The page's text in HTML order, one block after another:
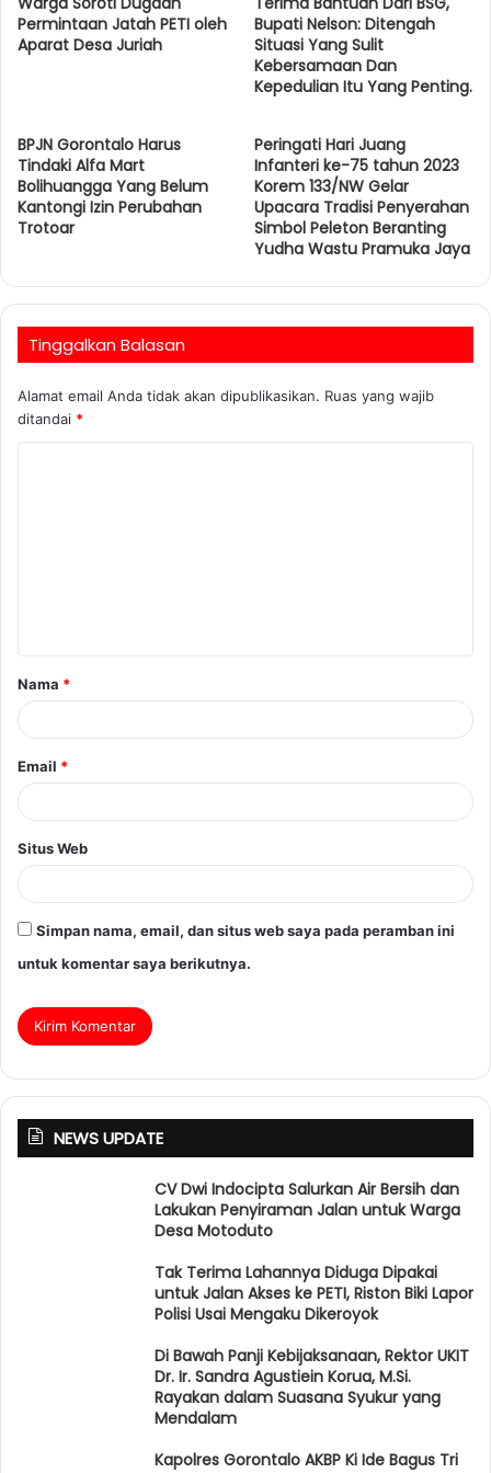
Permintaan Jatah PETI oleh
Aparat Desa Juriah
Bupati Nelson: Ditengah
Situasi Yang Sulit
Kebersamaan Dan
Kepedulian Itu Yang Penting.
BPJN Gorontalo Harus
Tindaki Alfa Mart
Bolihuangga Yang Belum
Kantongi Izin Perubahan
Trotoar
Peringati Hari Juang
Infanteri ke-75 tahun 2023
Korem 133/NW Gelar
Upacara Tradisi Penyerahan
Simbol Peleton Beranting
Yudha Wastu Pramuka Jaya
Tinggalkan Balasan
Alamat email Anda tidak akan dipublikasikan. Ruas yang wajib
ditandai *
Nama *
Email *
Situs Web
Simpan nama, email, dan situs web saya pada peramban ini
untuk komentar saya berikutnya.
NEWS UPDATE
CV Dwi Indocipta Salurkan Air Bersih dan
Lakukan Penyiraman Jalan untuk Warga
Desa Motoduto
Tak Terima Lahannya Diduga Dipakai
untuk Jalan Akses ke PETI, Riston Biki Lapor
Polisi Usai Mengaku Dikeroyok
Di Bawah Panji Kebijaksanaan, Rektor UKIT
Dr. Ir. Sandra Agustiein Korua, M.Si.
Rayakan dalam Suasana Syukur yang
Mendalam
Kapolres Gorontalo AKBP Ki Ide Bagus Tri